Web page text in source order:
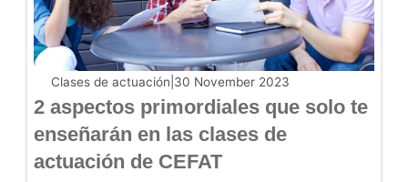
Clases de actuación 30 November 2023
2 aspectos primordiales que solo te
enseñarán en las clases de
actuación de CEFAT